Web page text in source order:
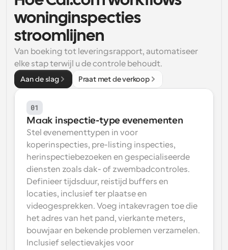
Supercharged planning met AI-gestuurde
oproepen
Workflow
Automatiseer planning en herinneringen
Blog
Blijf op de hoogte van het laatste nieuws en updates
Instant Vergaderingen
Ontmoet cliënten binnen enkele minuten
Dynamische Groep Links
Boek naadloos vergaderingen met meerdere mensen
Webhooks
Ontvang een melding wanneer er iets gebeurt
woninginspecties
stroomlijnen
Van boeking tot leveringsrapport, automatiseer
elke stap terwijl u de controle behoudt.
Aan de slag Praat met de verkoop
01
Maak inspectie-type evenementen
Stel evenementtypen in voor
koperinspecties, pre-listing inspecties,
herinspectiebezoeken en gespecialiseerde
diensten zoals dak- of zwembadcontroles.
Definieer tijdsduur, reistijd buffers en
locaties, inclusief ter plaatse en
videogesprekken. Voeg intakevragen toe die
het adres van het pand, vierkante meters,
bouwjaar en bekende problemen verzamelen.
Inclusief selectievakjes voor